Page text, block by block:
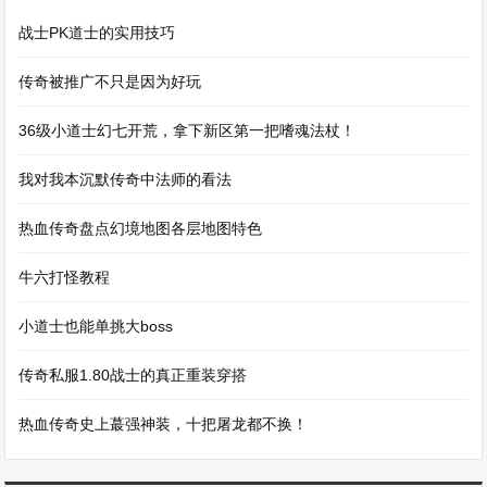
战士PK道士的实用技巧
传奇被推广不只是因为好玩
36级小道士幻七开荒，拿下新区第一把嗜魂法杖！
我对我本沉默传奇中法师的看法
热血传奇盘点幻境地图各层地图特色
牛六打怪教程
小道士也能单挑大boss
传奇私服1.80战士的真正重装穿搭
热血传奇史上蕞强神装，十把屠龙都不换！